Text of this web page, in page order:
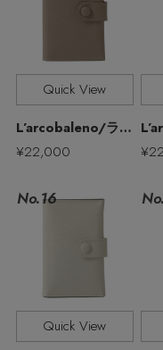
【エディターズ・
ベーシックとトレ
Quick View
L’arcobaleno/ラルコバレーノ
¥22,000
No.16
Quick View